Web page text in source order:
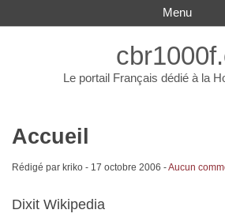
Le portail Français dédié à la
Menu
Accueil
Rédigé par kriko - 17 octobre 2006 -Aucun
Dixit Wikipedia